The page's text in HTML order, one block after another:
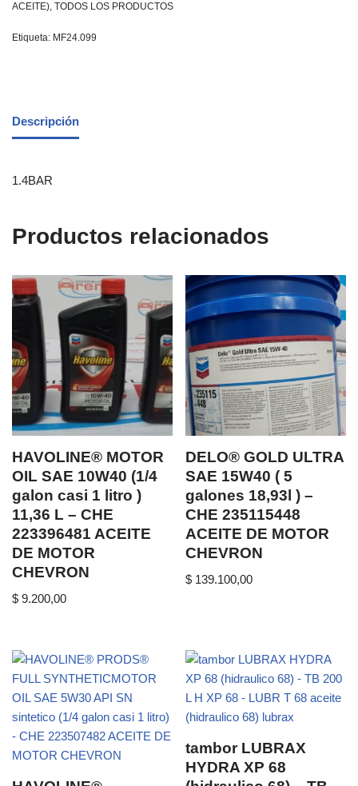
ACEITE), TODOS LOS PRODUCTOS
Etiqueta: MF24.099
Descripción
1.4BAR
Productos relacionados
HAVOLINE® MOTOR
OIL SAE 10W40 (1/4
galon casi 1 litro )
11,36 L – CHE
223396481 ACEITE
DE MOTOR
CHEVRON
$ 9.200,00
DELO® GOLD ULTRA
SAE 15W40 ( 5
galones 18,93l ) –
CHE 235115448
ACEITE DE MOTOR
CHEVRON
$ 139.100,00
tambor LUBRAX
HYDRA XP 68